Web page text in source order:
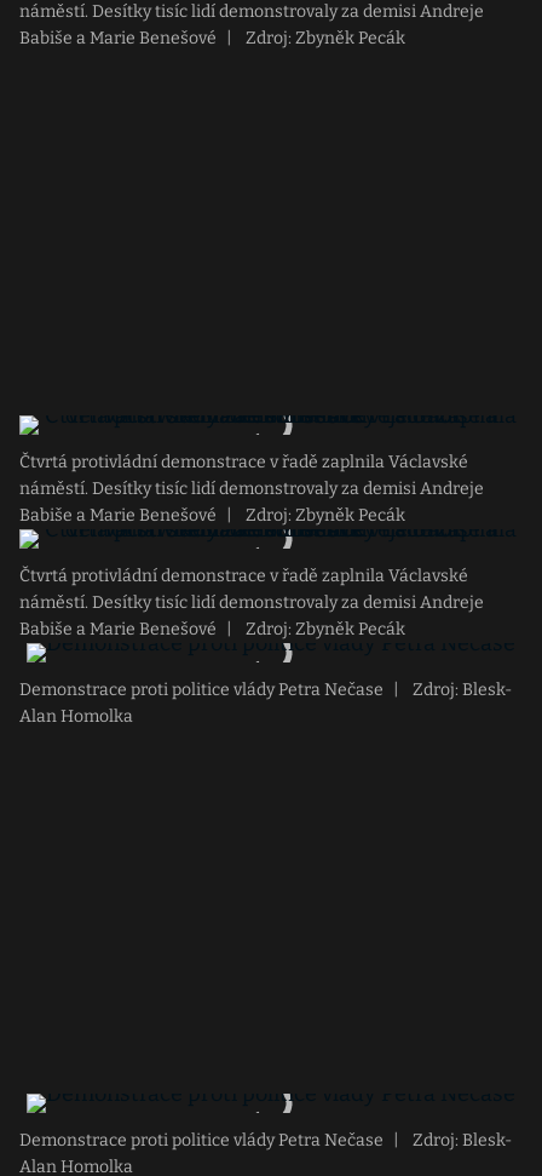
náměstí. Desítky tisíc lidí demonstrovaly za demisi Andreje
Babiše a Marie Benešové
Zdroj: Zbyněk Pecák
Čtvrtá protivládní demonstrace v řadě zaplnila Václavské
náměstí. Desítky tisíc lidí demonstrovaly za demisi Andreje
Babiše a Marie Benešové
Zdroj: Zbyněk Pecák
Čtvrtá protivládní demonstrace v řadě zaplnila Václavské
náměstí. Desítky tisíc lidí demonstrovaly za demisi Andreje
Babiše a Marie Benešové
Zdroj: Zbyněk Pecák
Demonstrace proti politice vlády Petra Nečase
Zdroj: Blesk-
Alan Homolka
Demonstrace proti politice vlády Petra Nečase
Zdroj: Blesk-
Alan Homolka